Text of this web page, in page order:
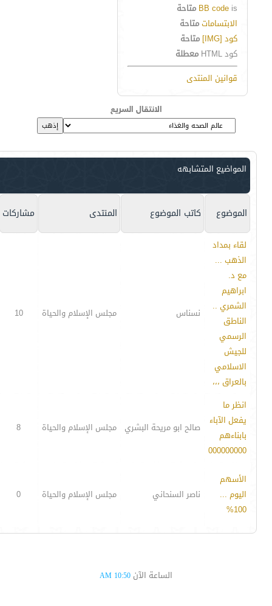
BB code is
متاحة
الابتساماتمتاحة
كود [IMG]
متاحة
كود HTML
معطلة
قوانين المنتدى
الانتقال السريع
المواضيع المتشابهه
الموضوع كاتب الموضوع المنتدى مشاركات
لقاء بمداد
الذهب ...
مع د.
ابراهيم
الشمري ..
الناطق
الرسمي
للجيش
الاسلامي
بالعراق ،،،
نسناس مجلس الإسلام والحياة 10
انظر ما
يفعل الآباء
بابناءهم
000000000
صالح ابو مريحة البشري مجلس الإسلام والحياة 8
الأسهم
اليوم ...
100%
ناصر السنحاني مجلس الإسلام والحياة 0
الساعة الآن 10:50 AM